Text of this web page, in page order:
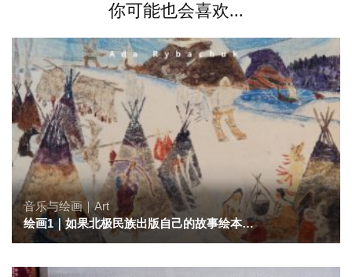
你可能也会喜欢...
音乐与绘画｜Art
绘画1｜如果北极民族出版自己的故事绘本…